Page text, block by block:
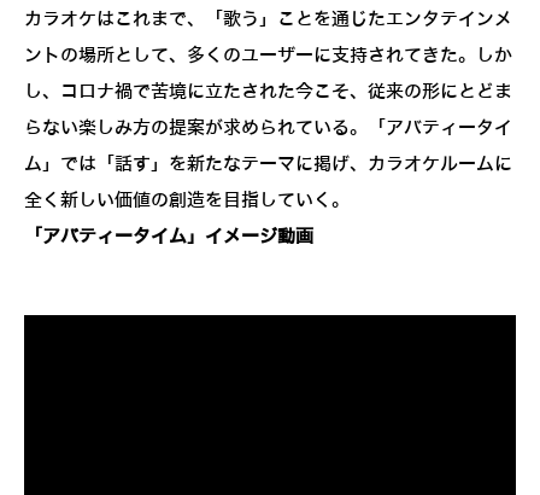
カラオケはこれまで、「歌う」ことを通じたエンタテインメ
ントの場所として、多くのユーザーに支持されてきた。しか
し、コロナ禍で苦境に立たされた今こそ、従来の形にとどま
らない楽しみ方の提案が求められている。「アバティータイ
ム」では「話す」を新たなテーマに掲げ、カラオケルームに
全く新しい価値の創造を目指していく。
「アバティータイム」イメージ動画